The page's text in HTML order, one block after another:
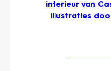
interieur van
illustraties